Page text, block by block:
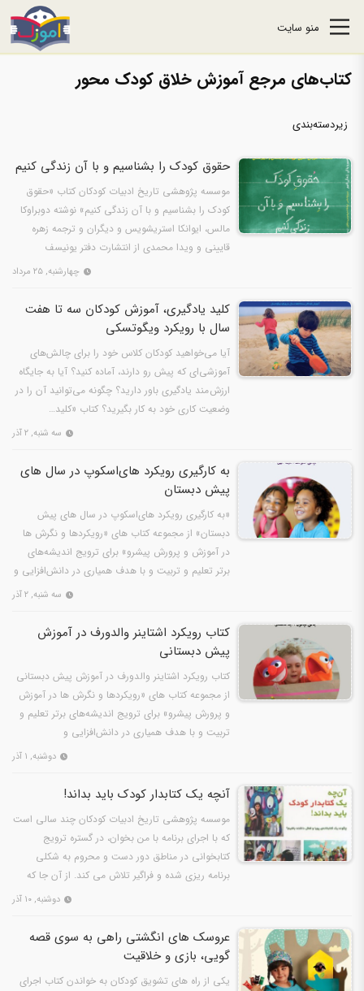
منو سایت
کتاب‌های مرجع آموزش خلاق کودک محور
زیردسته‌بندی
حقوق کودک را بشناسیم و با آن زندگی کنیم
موسسه پژوهشی تاریخ ادبیات کودکان کتاب «حقوق
کودک را بشناسیم و با آن زندگی کنیم» نوشته دوبراوکا
مالس، ایوانکا استریشویس و دیگران و ترجمه زهره
قایینی و ویدا محمدی از انتشارت دفتر یونیسف
چهارشنبه, ۲۵ مرداد
کلید یادگیری، آموزش کودکان سه تا هفت
سال با رویکرد ویگوتسکی
آیا می‌خواهید کودکان کلاس خود را برای چالش‌های
آموزشی‌ای که پیش رو دارند، آماده کنید؟ آیا به جایگاه
ارزش مند یادگیری باور دارید؟ چگونه می‌توانید آن را در
وضعیت کاری خود به کار بگیرید؟ کتاب «کلید…
سه شنبه, ۲ آذر
به کارگیری رویکرد های‌اسکوپ در سال های
پیش دبستان
«به کارگیری رویکرد های‌اسکوپ در سال های پیش
دبستان» از مجموعه کتاب های «رویکردها و نگرش ها
در آموزش و پرورش پیشرو» برای ترویج اندیشه‌های
برتر تعلیم و تربیت و با هدف همیاری در دانش‌افزایی و
سه شنبه, ۲ آذر
کتاب رویکرد اشتاینر والدورف در آموزش
پیش دبستانی
کتاب رویکرد اشتاینر والدورف در آموزش پیش دبستانی
از مجموعه کتاب های «رویکردها و نگرش ها در آموزش
و پرورش پیشرو» برای ترویج اندیشه‌های برتر تعلیم و
تربیت و با هدف همیاری در دانش‌افزایی و
دوشنبه, ۱ آذر
آنچه یک کتابدار کودک باید بداند!
موسسه پژوهشی تاریخ ادبیات کودکان چند سالی است
که با اجرای برنامه با من بخوان، در گستره ترویج
کتابخوانی در مناطق دور دست و محروم به شکلی
برنامه ریزی شده و فراگیر تلاش می کند. از آن جا که
دوشنبه, ۱۰ آذر
عروسک های انگشتی راهی به سوی قصه
گویی، بازی و خلاقیت
یکی از راه های تشویق کودکان به خواندن کتاب اجرای